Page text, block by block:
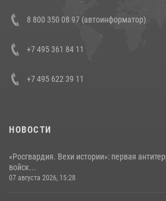
В Росгвардии прошла военно-научная
боевого опыта
8 800 350 08 97 (автоинформатор)
+7 495 361 84 11
+7 495 622 39 11
НОВОСТИ
«Росгвардия. Вехи истории»: первая
войск...
07 августа 2026, 15:28